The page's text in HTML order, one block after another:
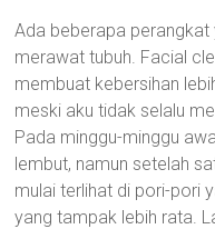
Ada beberapa
merawat tubuh. Facial
membuat kebersihan
meski aku tidak selalu
Pada minggu-minggu
lembut, namun setelah
mulai terlihat di pori-pori
yang tampak lebih rata.